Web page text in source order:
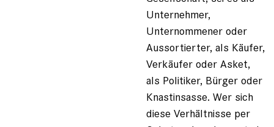
Unternehmer,
Unternommener oder
Aussortierter, als Käufer,
Verkäufer oder Asket,
als Politiker, Bürger oder
Knastinsasse. Wer sich
diese Verhältnisse per